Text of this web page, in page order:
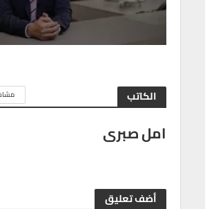
الكاتب
امل صبرى
أضف تعليق